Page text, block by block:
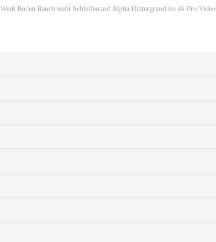
Weiß Boden Rauch weht Schleifen auf Alpha Hintergrund im 4k Pro Video